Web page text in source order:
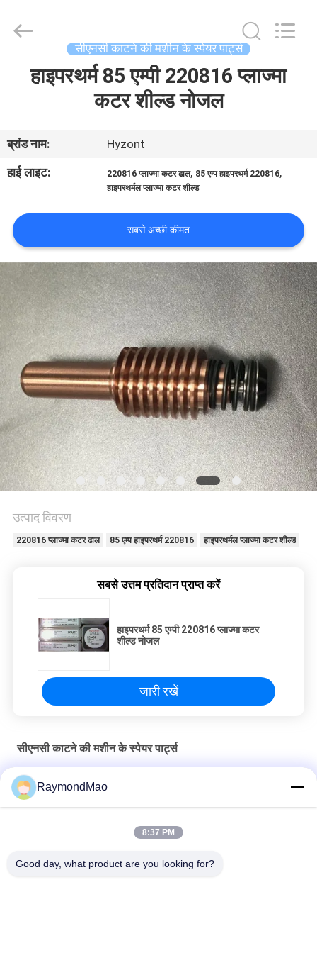
वीडियो
हमारे
बारे
में
कारखाना
भ्रमण
गुणवत्ता
नियंत्रण
एक
उद्धरण
अनुरोध
करें
गोपनीयता
Technologies
Co.,Ltd..
सीएनसी काटने की मशीन के स्पेयर पार्ट्स
हाइपरथर्म 85 एम्पी 220816 प्लाज्मा
कटर शील्ड नोजल
ब्रांड नाम:
Hyzont
हाई लाइट:
220816 प्लाज्मा कटर ढाल, 85 एम्प हाइपरथर्म 220816,
हाइपरथर्मल प्लाज्मा कटर शील्ड
सबसे अच्छी कीमत
उत्पाद विवरण
220816 प्लाज्मा कटर ढाल 85 एम्प हाइपरथर्म 220816 हाइपरथर्मल प्लाज्मा कटर शील्ड
सबसे उत्तम प्रतिदान प्राप्त करें
हाइपरथर्म 85 एम्पी 220816 प्लाज्मा कटर
शील्ड नोजल
जारी रखें
सीएनसी काटने की मशीन के स्पेयर पार्ट्स
50/60 हर्ट्ज कॉपर प्लाज्मा कटिंग टॉर्च
प्लाज्मा काटने वाली मशाल ठंडा और हाइपरथर्म 028872 प्लाज्मा काटने वाली ठंडा
RaymondMao
8:37 PM
Good day, what product are you looking for?